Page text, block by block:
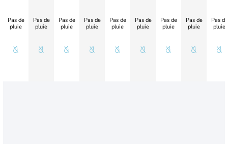
Pas de
pluie
Pas de
pluie
Pas de
pluie
Pas de
pluie
Pas de
pluie
Pas de
pluie
Pas de
pluie
Pas de
pluie
Pas de
pluie